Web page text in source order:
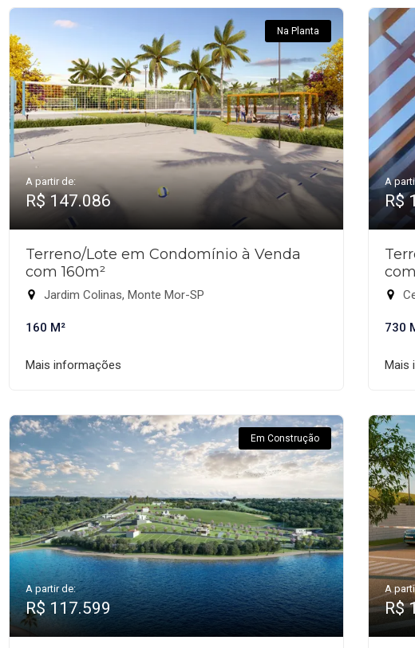
Na Planta
A partir de:
R$ 147.086
Terreno/Lote em Condomínio à Venda
com 160m²
Jardim Colinas, Monte Mor-SP
160 M²
Mais informações
A
R$
730
Mais
Em Construção
A partir de:
R$ 117.599
A
R$